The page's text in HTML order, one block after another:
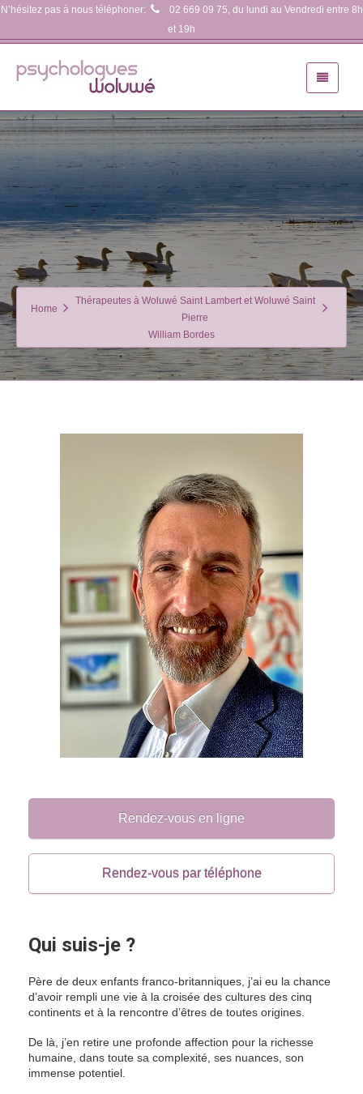
N’hésitez pas à nous téléphoner: 02 669 09 75, du lundi au Vendredi entre 8h
et 19h
Home
Thérapeutes à Woluwé Saint Lambert et Woluwé Saint
Pierre
William Bordes
Qui suis-je ?
Père de deux enfants franco-britanniques, j’ai eu la chance
d’avoir rempli une vie à la croisée des cultures des cinq
continents et à la rencontre d’êtres de toutes origines.
De là, j’en retire une profonde affection pour la richesse
humaine, dans toute sa complexité, ses nuances, son
immense potentiel.
Rendez-vous en ligne
Rendez-vous par téléphone